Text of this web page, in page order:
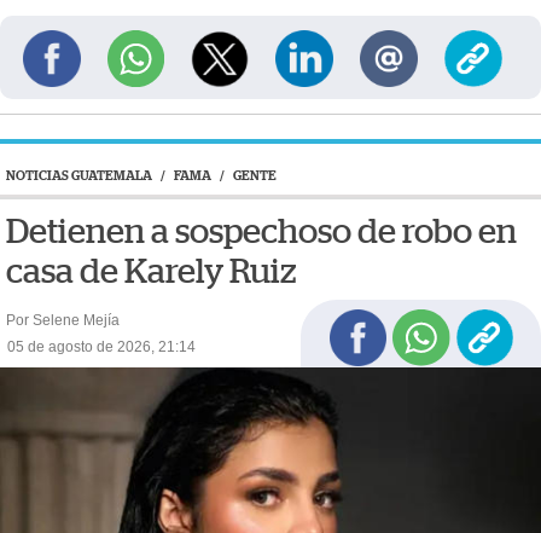
NOTICIAS GUATEMALA / FAMA / GENTE
Detienen a sospechoso de robo en
casa de Karely Ruiz
Por Selene Mejía
05 de agosto de 2026, 21:14